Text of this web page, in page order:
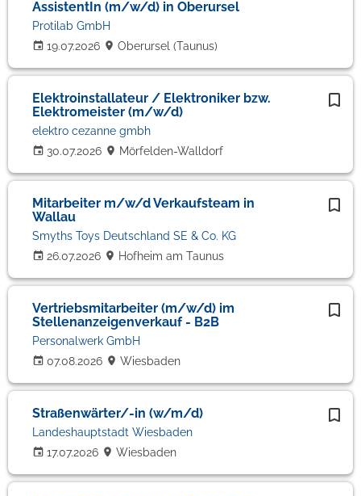
AssistentIn (m/w/d) in Oberursel
19.07.2026
Protilab GmbH
Oberursel (Taunus)
Elektroinstallateur / Elektroniker bzw.
Elektromeister (m/w/d)
30.07.2026
elektro cezanne gmbh
Mörfelden-Walldorf
Mitarbeiter m/w/d Verkaufsteam in
Wallau
26.07.2026
Smyths Toys Deutschland SE & Co. KG
Hofheim am Taunus
Vertriebsmitarbeiter (m/w/d) im
Stellenanzeigenverkauf - B2B
07.08.2026
Personalwerk GmbH
Wiesbaden
Straßenwärter/-in (w/m/d)
17.07.2026
Landeshauptstadt Wiesbaden
Wiesbaden